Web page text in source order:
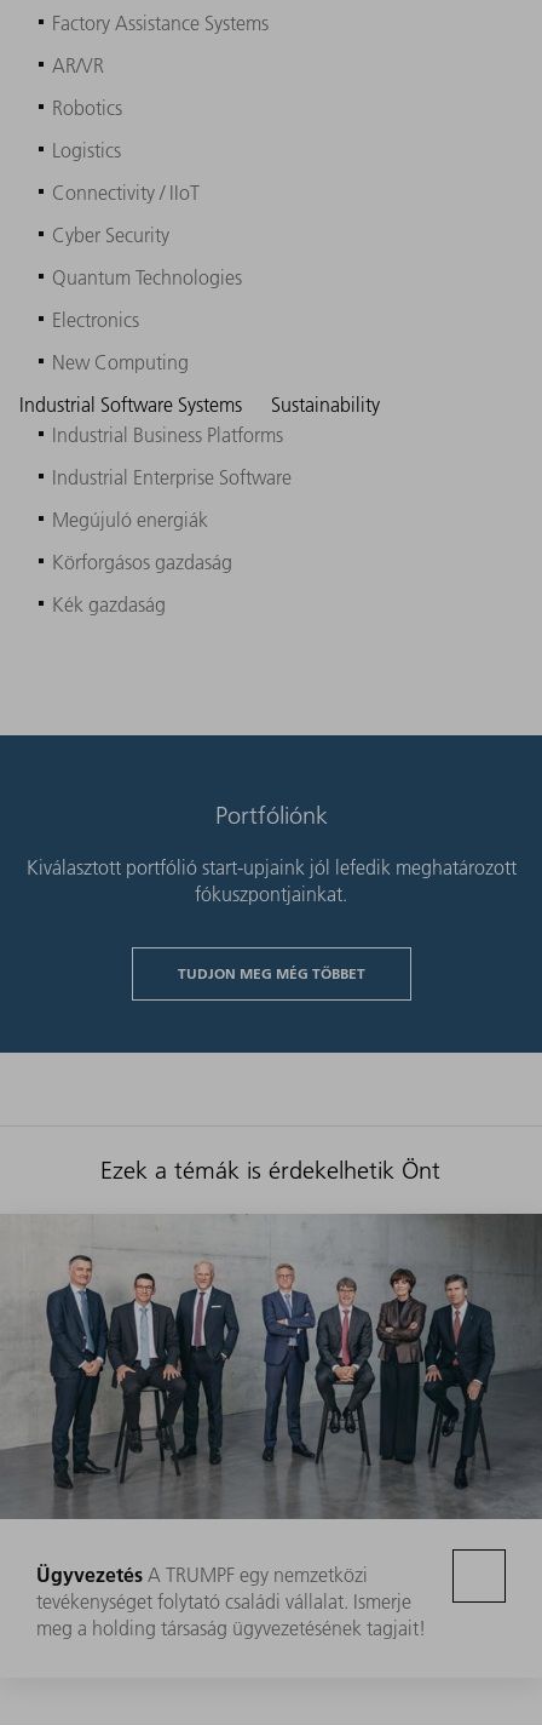
Factory Assistance Systems
AR/VR
Robotics
Logistics
Connectivity / IIoT
Cyber Security
Quantum Technologies
Electronics
New Computing
Industrial Software Systems
Industrial Business Platforms
Industrial Enterprise Software
Sustainability
Megújuló energiák
Körforgásos gazdaság
Kék gazdaság
Portfóliónk
Kiválasztott portfólió start-upjaink jól lefedik meghatározott
fókuszpontjainkat.
TUDJON MEG MÉG TÖBBET
Ezek a témák is érdekelhetik Önt
Ügyvezetés A TRUMPF egy nemzetközi
tevékenységet folytató családi vállalat. Ismerje
meg a holding társaság ügyvezetésének tagjait!